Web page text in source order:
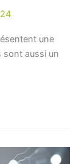
une
sont aussi un